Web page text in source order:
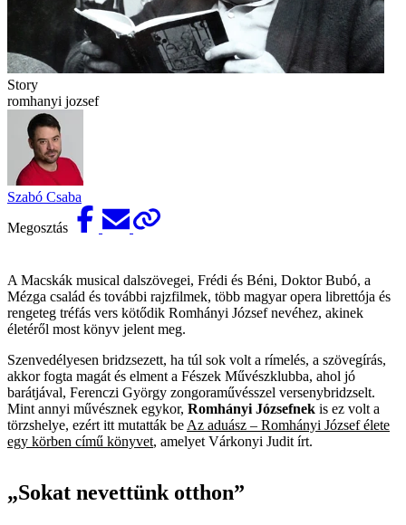
Story
romhanyi jozsef
Szabó Csaba
Megosztás
A Macskák musical dalszövegei, Frédi és Béni, Doktor Bubó, a
Mézga család és további rajzfilmek, több magyar opera librettója és
rengeteg tréfás vers kötődik Romhányi József nevéhez, akinek
életéről most könyv jelent meg.
Szenvedélyesen bridzsezett, ha túl sok volt a rímelés, a szövegírás,
akkor fogta magát és elment a Fészek Művészklubba, ahol jó
barátjával, Ferenczi György zongoraművésszel versenybridzselt.
Mint annyi művésznek egykor, Romhányi Józsefnek is ez volt a
törzshelye, ezért itt mutatták be Az aduász – Romhányi József élete
egy körben című könyvet, amelyet Várkonyi Judit írt.
„Sokat nevettünk otthon”